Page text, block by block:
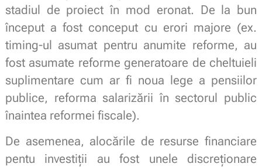
stadiul de proiect în mod eronat. De la bun
început a fost conceput cu erori majore (ex.
timing-ul asumat pentru anumite reforme, au
fost asumate reforme generatoare de cheltuieli
suplimentare cum ar fi noua lege a pensiilor
publice, reforma salarizării în sectorul public
înaintea reformei fiscale).
De asemenea, alocările de resurse financiare
pentu investiții au fost unele discreționare